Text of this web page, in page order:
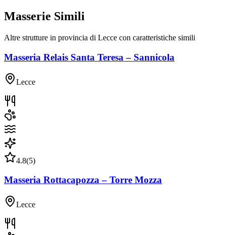
Masserie Simili
Altre strutture in provincia di Lecce con caratteristiche simili
Masseria Relais Santa Teresa – Sannicola
Lecce
4.8(5)
Masseria Rottacapozza – Torre Mozza
Lecce